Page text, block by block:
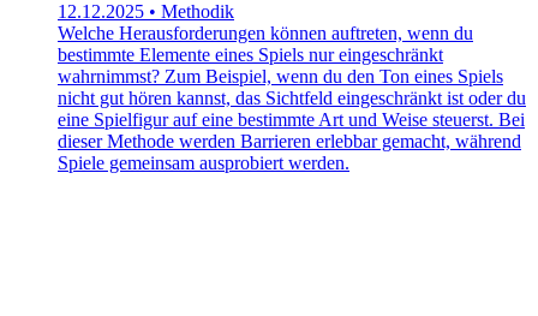
12.12.2025 • Methodik
Welche Herausforderungen können auftreten, wenn du
bestimmte Elemente eines Spiels nur eingeschränkt
wahrnimmst? Zum Beispiel, wenn du den Ton eines Spiels
nicht gut hören kannst, das Sichtfeld eingeschränkt ist oder du
eine Spielfigur auf eine bestimmte Art und Weise steuerst. Bei
dieser Methode werden Barrieren erlebbar gemacht, während
Spiele gemeinsam ausprobiert werden.